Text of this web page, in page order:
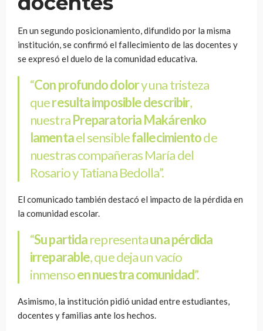
En un segundo posicionamiento, difundido por la misma
institución, se confirmó el fallecimiento de las docentes y
se expresó el duelo de la comunidad educativa.
“Con profundo dolory una tristeza
queresulta imposible describir,
nuestraPreparatoria Makárenko
lamentael sensiblefallecimientode
nuestras compañeras María del
Rosario y Tatiana Bedolla”.
El comunicado también destacó el impacto de la pérdida en
la comunidad escolar.
“Su partidarepresentauna pérdida
irreparable, que deja un vacío
inmensoennuestra comunidad”.
Asimismo, la institución pidió unidad entre estudiantes,
docentes y familias ante los hechos.